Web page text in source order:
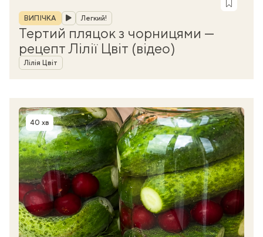
Рубрика
ВИПІЧКА Легкий!
Тертий пляцок з чорницями —
рецепт Лілії Цвіт (відео)
Автор
Лілія Цвіт
Час приготування
40 хв